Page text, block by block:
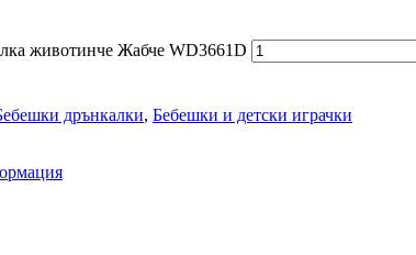
животинче Жабче WD3661D
дрънкалки, Бебешки и детски играчки